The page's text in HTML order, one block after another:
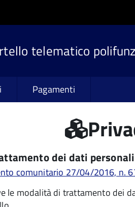
principale
telematico
Pagamenti
dei dati personali
comunitario 27/04/2016, n.
le modalità di trattamento dei